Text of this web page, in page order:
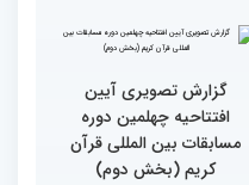
گزارش تصویری اولین روز
چهلمین دوره مسابقات بین
المللی قرآن کریم(بخش
اول)